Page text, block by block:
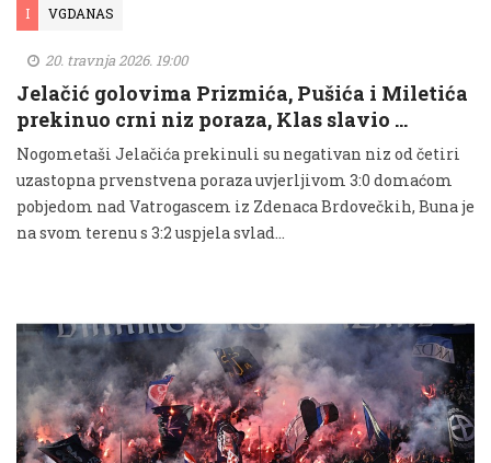
I VGDANAS
20. travnja 2026. 19:00
Jelačić golovima Prizmića, Pušića i Miletića
prekinuo crni niz poraza, Klas slavio …
Nogometaši Jelačića prekinuli su negativan niz od četiri
uzastopna prvenstvena poraza uvjerljivom 3:0 domaćom
pobjedom nad Vatrogascem iz Zdenaca Brdovečkih, Buna je
na svom terenu s 3:2 uspjela svlad...